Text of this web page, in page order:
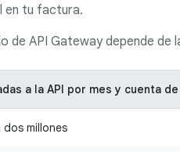
en tu factura.
de API Gateway depende de
a la API por mes y cuenta
dos millones